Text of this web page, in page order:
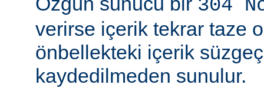
304
verirse içerik tekrar taze
önbellekteki içerik
kaydedilmeden sunulur.